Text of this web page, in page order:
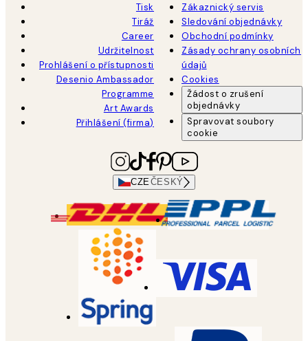
Tisk
Tiráž
Career
Udržitelnost
Prohlášení o přístupnosti
Desenio Ambassador
Programme
Art Awards
Přihlášení (firma)
Zákaznický servis
Sledování objednávky
Obchodní podmínky
Zásady ochrany osobních
údajů
Cookies
Žádost o zrušení
objednávky
Spravovat soubory
cookie
CZEČESKÝ